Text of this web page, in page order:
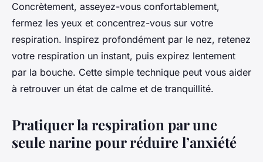
Concrètement, asseyez-vous confortablement,
fermez les yeux et concentrez-vous sur votre
respiration. Inspirez profondément par le nez, retenez
votre respiration un instant, puis expirez lentement
par la bouche. Cette simple technique peut vous aider
à retrouver un état de calme et de tranquillité.
Pratiquer la respiration par une
seule narine pour réduire l’anxiété